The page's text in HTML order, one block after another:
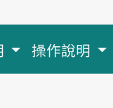
操作說明